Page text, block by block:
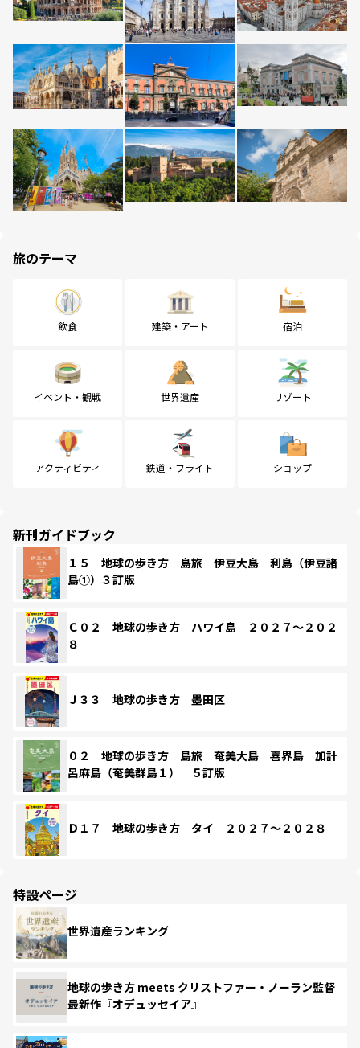
旅のテーマ
飲食 建築・アート 宿泊
イベント・観戦 世界遺産 リゾート
アクティビティ 鉄道・フライト ショップ
新刊ガイドブック
１５ 地球の歩き方 島旅 伊豆大島 利島（伊豆諸
島①）３訂版
Ｃ０２ 地球の歩き方 ハワイ島 ２０２７～２０２
８
Ｊ３３ 地球の歩き方 墨田区
０２ 地球の歩き方 島旅 奄美大島 喜界島 加計
呂麻島（奄美群島１） ５訂版
Ｄ１７ 地球の歩き方 タイ ２０２７～２０２８
特設ページ
世界遺産ランキング
地球の歩き方 meets クリストファー・ノーラン監督
最新作『オデュッセイア』